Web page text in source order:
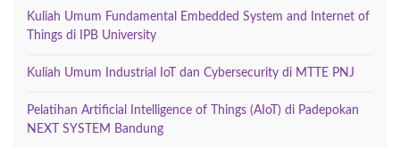
Kuliah Umum Fundamental Embedded System and Internet of
Things di IPB University
Kuliah Umum Industrial IoT dan Cybersecurity di MTTE PNJ
Pelatihan Artificial Intelligence of Things (AIoT) di Padepokan
NEXT SYSTEM Bandung